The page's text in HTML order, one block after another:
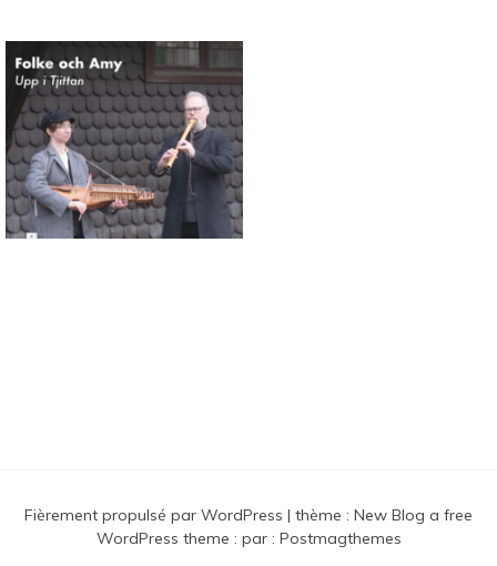
Fièrement propulsé par WordPress | thème : New Blog a free
WordPress theme : par : Postmagthemes